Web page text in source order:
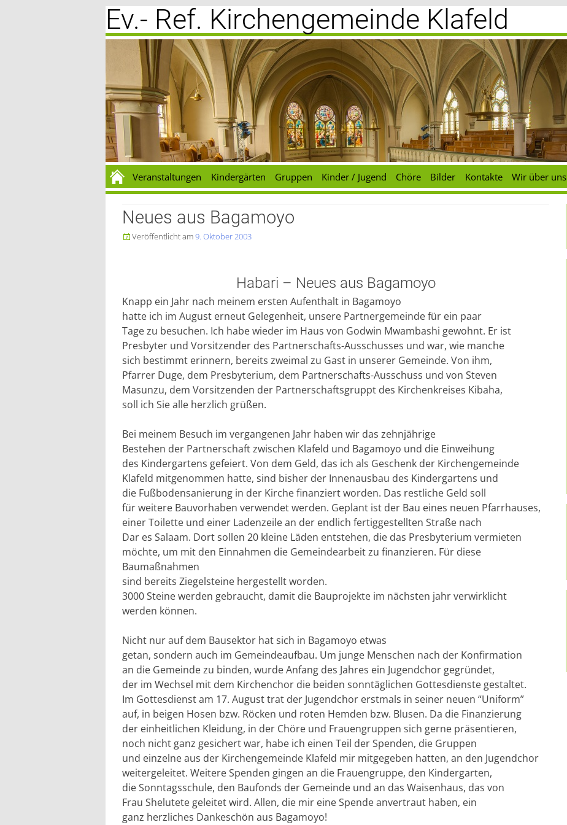
Zum
Inhalt
springen
Ev.- Ref. Kirchengemeinde Klafeld
Veranstaltungen Kindergärten Gruppen Kinder / Jugend Chöre Bilder Kontakte Wir über uns
Neues aus Bagamoyo
Veröffentlicht am9. Oktober 2003
Habari – Neues aus Bagamoyo
Knapp ein Jahr nach meinem ersten Aufenthalt in Bagamoyo
hatte ich im August erneut Gelegenheit, unsere Partnergemeinde für ein paar
Tage zu besuchen. Ich habe wieder im Haus von Godwin Mwambashi gewohnt. Er ist
Presbyter und Vorsitzender des Partnerschafts-Ausschusses und war, wie manche
sich bestimmt erinnern, bereits zweimal zu Gast in unserer Gemeinde. Von ihm,
Pfarrer Duge, dem Presbyterium, dem Partnerschafts-Ausschuss und von Steven
Masunzu, dem Vorsitzenden der Partnerschaftsgruppt des Kirchenkreises Kibaha,
soll ich Sie alle herzlich grüßen.
Bei meinem Besuch im vergangenen Jahr haben wir das zehnjährige
Bestehen der Partnerschaft zwischen Klafeld und Bagamoyo und die Einweihung
des Kindergartens gefeiert. Von dem Geld, das ich als Geschenk der Kirchengemeinde
Klafeld mitgenommen hatte, sind bisher der Innenausbau des Kindergartens und
die Fußbodensanierung in der Kirche finanziert worden. Das restliche Geld soll
für weitere Bauvorhaben verwendet werden. Geplant ist der Bau eines neuen Pfarrhauses,
einer Toilette und einer Ladenzeile an der endlich fertiggestellten Straße nach
Dar es Salaam. Dort sollen 20 kleine Läden entstehen, die das Presbyterium vermieten
möchte, um mit den Einnahmen die Gemeindearbeit zu finanzieren. Für diese
Baumaßnahmen
sind bereits Ziegelsteine hergestellt worden.
3000 Steine werden gebraucht, damit die Bauprojekte im nächsten jahr verwirklicht
werden können.
Nicht nur auf dem Bausektor hat sich in Bagamoyo etwas
getan, sondern auch im Gemeindeaufbau. Um junge Menschen nach der Konfirmation
an die Gemeinde zu binden, wurde Anfang des Jahres ein Jugendchor gegründet,
der im Wechsel mit dem Kirchenchor die beiden sonntäglichen Gottesdienste gestaltet.
Im Gottesdienst am 17. August trat der Jugendchor erstmals in seiner neuen “Uniform”
auf, in beigen Hosen bzw. Röcken und roten Hemden bzw. Blusen. Da die Finanzierung
der einheitlichen Kleidung, in der Chöre und Frauengruppen sich gerne präsentieren,
noch nicht ganz gesichert war, habe ich einen Teil der Spenden, die Gruppen
und einzelne aus der Kirchengemeinde Klafeld mir mitgegeben hatten, an den Jugendchor
weitergeleitet. Weitere Spenden gingen an die Frauengruppe, den Kindergarten,
die Sonntagsschule, den Baufonds der Gemeinde und an das Waisenhaus, das von
Frau Shelutete geleitet wird. Allen, die mir eine Spende anvertraut haben, ein
ganz herzliches Dankeschön aus Bagamoyo!